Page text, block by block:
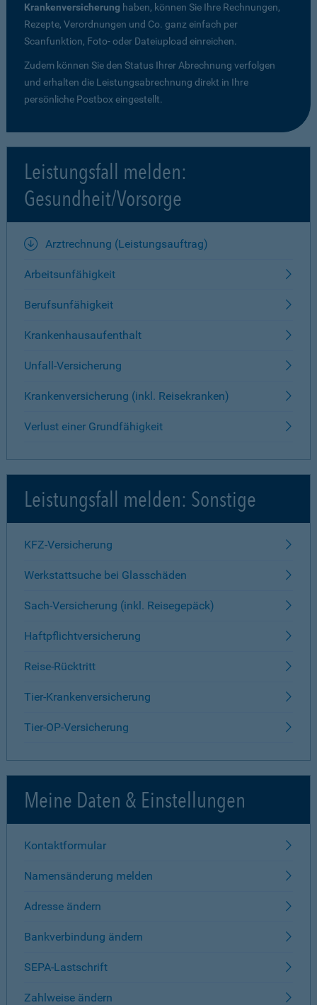
Krankenversicherung haben, können Sie Ihre Rechnungen,
Rezepte, Verordnungen und Co. ganz einfach per
Scanfunktion, Foto- oder Dateiupload einreichen.
Zudem können Sie den Status Ihrer Abrechnung verfolgen
und erhalten die Leistungsabrechnung direkt in Ihre
persönliche Postbox eingestellt.
Leistungsfall melden:
Gesundheit/Vorsorge
Arztrechnung (Leistungsauftrag)
Arbeitsunfähigkeit
Berufsunfähigkeit
Krankenhausaufenthalt
Unfall-Versicherung
Krankenversicherung (inkl. Reisekranken)
Verlust einer Grundfähigkeit
Leistungsfall melden: Sonstige
KFZ-Versicherung
Werkstattsuche bei Glasschäden
Sach-Versicherung (inkl. Reisegepäck)
Haftpflichtversicherung
Reise-Rücktritt
Tier-Krankenversicherung
Tier-OP-Versicherung
Meine Daten & Einstellungen
Kontaktformular
Namensänderung melden
Adresse ändern
Bankverbindung ändern
SEPA-Lastschrift
Zahlweise ändern